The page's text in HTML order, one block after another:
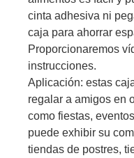
cinta adhesiva ni
caja para ahorrar
Proporcionaremos
instrucciones.
Aplicación: estas
regalar a amigos en
como fiestas,
puede exhibir su
tiendas de postres,